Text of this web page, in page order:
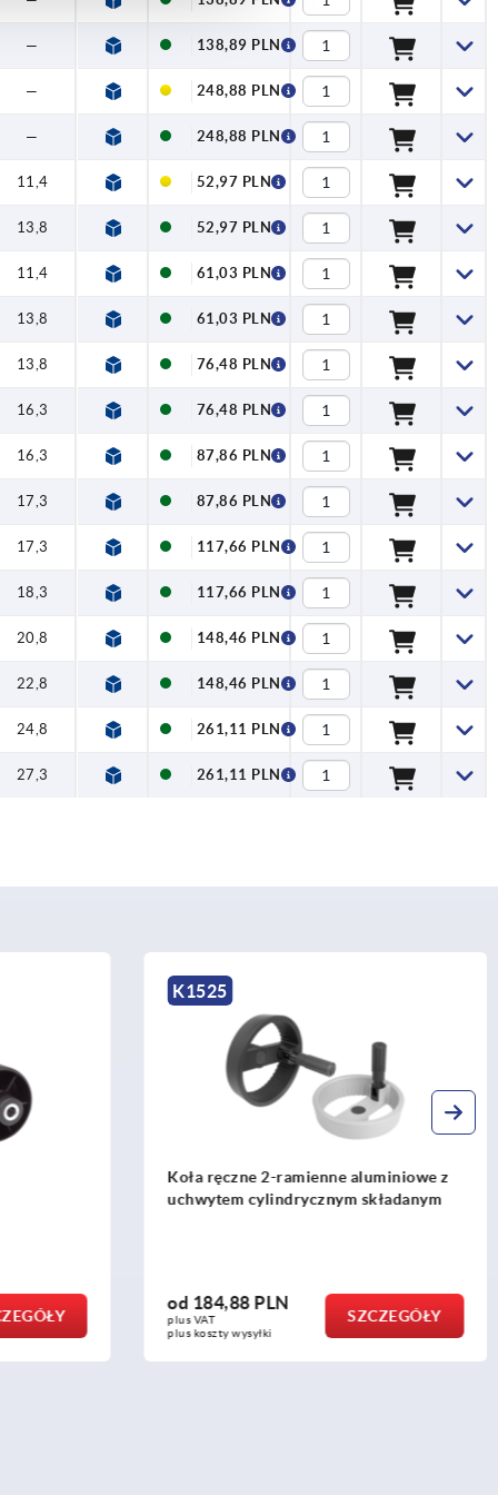
— 138,89 PLN
— 248,88 PLN
— 248,88 PLN
11,4 52,97 PLN
13,8 52,97 PLN
11,4 61,03 PLN
13,8 61,03 PLN
13,8 76,48 PLN
16,3 76,48 PLN
16,3 87,86 PLN
17,3 87,86 PLN
17,3 117,66 PLN
18,3 117,66 PLN
20,8 148,46 PLN
22,8 148,46 PLN
24,8 261,11 PLN
27,3 261,11 PLN
z
K1208
Koła ręczne DIN 950 ze stali
nierdzewnej
od 195,28 PLN
plus VAT
plus koszty wysyłki
SZCZEGÓŁY